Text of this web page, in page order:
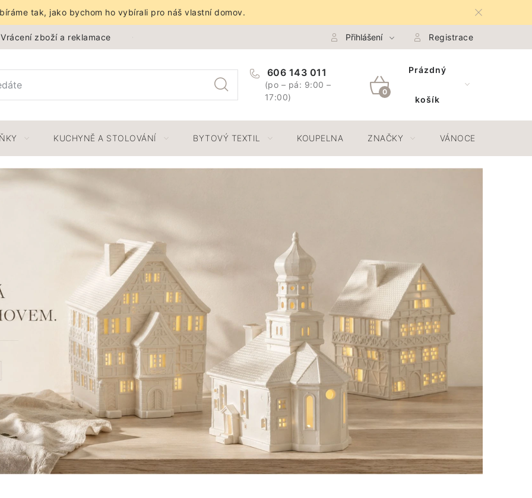
tak, jako bychom ho vybírali pro náš vlastní domov.
Vrácení zboží a reklamace Ochrana Osobních údajů GDPR Spojte se s námi
Přihlášení Registrace
606 143 011
(po – pá: 9:00 –
17:00)
NÁKUPNÍ
Prázdný
košík
KUCHYNĚ A STOLOVÁNÍ BYTOVÝ TEXTIL KOUPELNA ZNAČKY VÁNOCE